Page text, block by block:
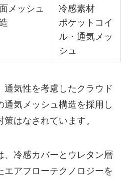
メッシュ
冷感素材
ポケットコイ
ル・通気メッ
シュ
通気性を考慮したクラウド
通気メッシュ構造を採用し
はなされています。
、冷感カバーとウレタン層
エアフローテクノロジーを